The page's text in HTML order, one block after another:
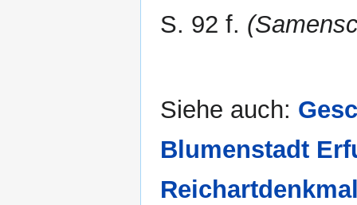
S. 92 f.
Siehe auch:
Blumenstadt